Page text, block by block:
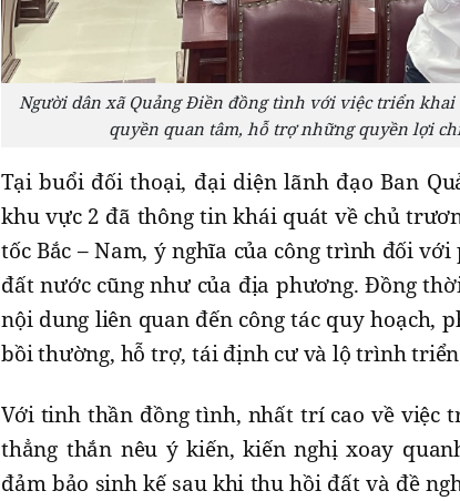
Người dân xã Quảng Điền đồng tình với việc triển khai
quyền quan tâm, hỗ trợ những quyền lợi
Tại buổi đối thoại, đại diện lãnh đạo Ban
khu vực 2 đã thông tin khái quát về chủ
tốc Bắc – Nam, ý nghĩa của công trình đối
đất nước cũng như của địa phương. Đồng
nội dung liên quan đến công tác quy hoạch,
bồi thường, hỗ trợ, tái định cư và lộ trình
Với tinh thần đồng tình, nhất trí cao về việc
thẳng thắn nêu ý kiến, kiến nghị xoay
đảm bảo sinh kế sau khi thu hồi đất và đề